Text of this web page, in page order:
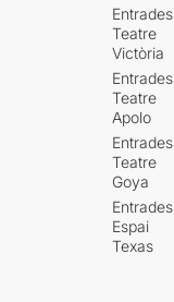
Entrades
Teatre
Victòria
Entrades
Teatre
Apolo
Entrades
Teatre
Goya
Entrades
Espai
Texas